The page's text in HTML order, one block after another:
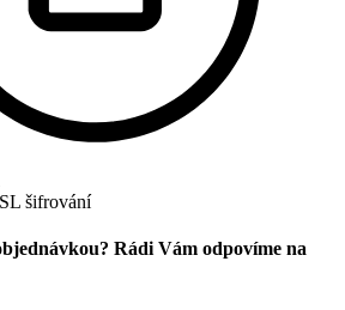
šifrování
Rádi Vám odpovíme na